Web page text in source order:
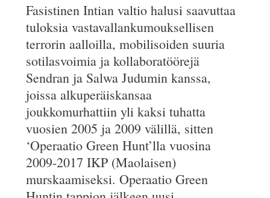
Fasistinen Intian valtio halusi saavuttaa
tuloksia vastavallankumouksellisen
terrorin aalloilla, mobilisoiden suuria
sotilasvoimia ja kollaboratöörejä
Sendran ja Salwa Judumin kanssa,
joissa alkuperäiskansaa
joukkomurhattiin yli kaksi tuhatta
vuosien 2005 ja 2009 välillä, sitten
‘Operaatio Green Hunt’lla vuosina
2009-2017 IKP (Maolaisen)
murskaamiseksi. Operaatio Green